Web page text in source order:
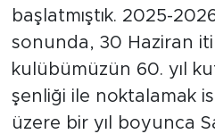
başlatmıştık. 2025-
sonunda, 30 Haziran
kulübümüzün 60. yıl
şenliği ile noktalamak
üzere bir yıl boyunca